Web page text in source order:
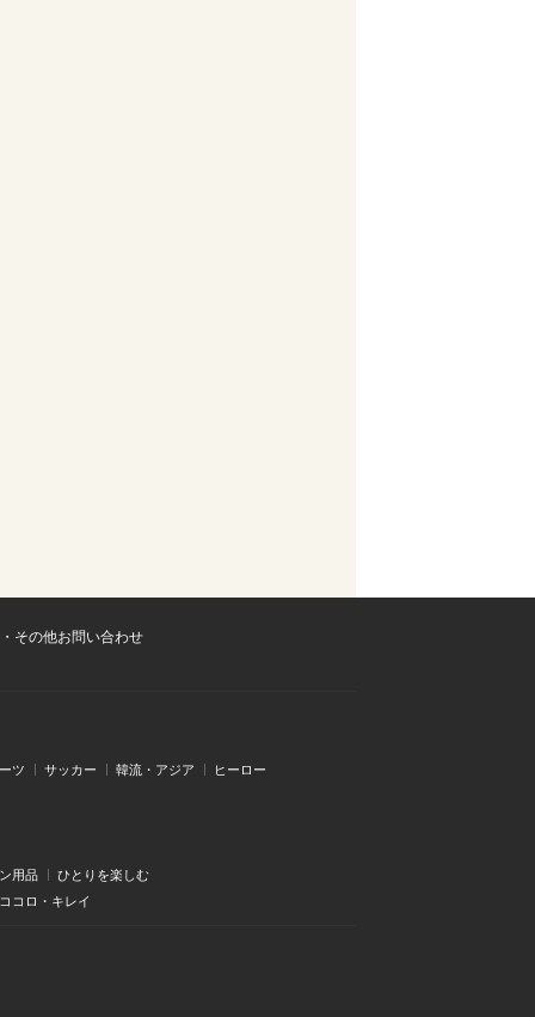
その他お問い合わせ
ツ サッカー 韓流・アジア ヒーロー
用品
ひとりを楽しむ
コロ・キレイ